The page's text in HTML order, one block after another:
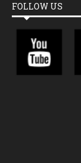
FOLLOW US